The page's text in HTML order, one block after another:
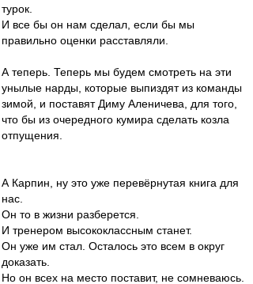
турок.
И все бы он нам сделал, если бы мы
правильно оценки расставляли.
А теперь. Теперь мы будем смотреть на эти
унылые нарды, которые выпиздят из команды
зимой, и поставят Диму Аленичева, для того,
что бы из очередного кумира сделать козла
отпущения.
А Карпин, ну это уже перевёрнутая книга для
нас.
Он то в жизни разберется.
И тренером высококлассным станет.
Он уже им стал. Осталось это всем в округ
доказать.
Но он всех на место поставит, не сомневаюсь.